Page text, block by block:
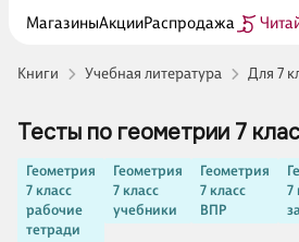
МагазиныАкцииРаспродажа
Книги Учебная литература Для 7
Тесты по геометрии 7
Геометрия
7 класс
рабочие
тетради
Геометрия
7 класс
учебники
Геометрия
7 класс
ВПР
7